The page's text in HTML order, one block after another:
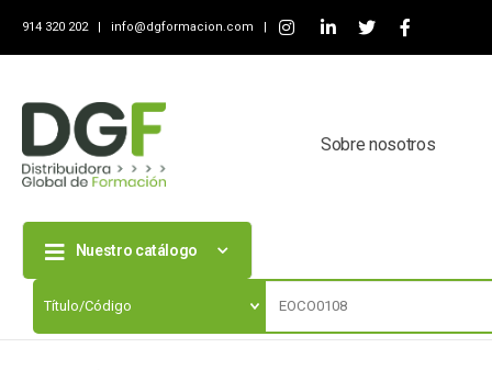
914 320 202 | info@dgformacion.com |
Sobre nosotros
Nuestro catálogo